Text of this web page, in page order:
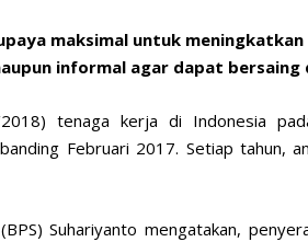
maksimal untuk
informal agar dapat bersaing
tenaga kerja di Indonesia
Februari 2017. Setiap tahun,
Suhariyanto mengatakan,